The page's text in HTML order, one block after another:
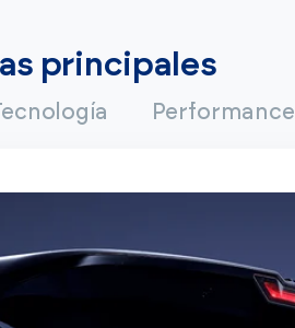
principales
Tecnología Performance